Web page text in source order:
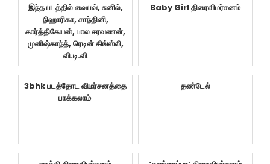
இந்த படத்தில் வைபவ், சுனில்,
நிஹாரிகா, சாந்தினி,
கார்த்திகேயன், பால சரவணன்,
முனிஷ்காந்த், ரெடின் கிங்ஸ்லி,
வி.டி.வி
Baby Girl திரைவிமர்சனம்
3bhk படத்தோட விமர்சனத்தை
பாக்கலாம்
தண்டேல்